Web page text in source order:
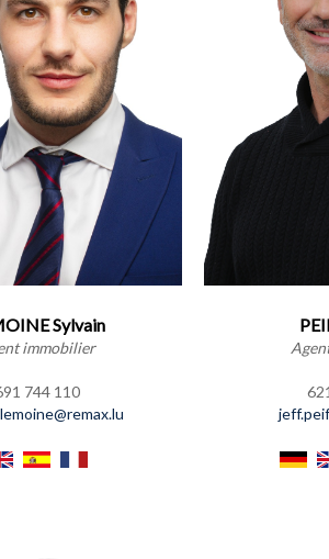
Sylvain
immobilier
744 110